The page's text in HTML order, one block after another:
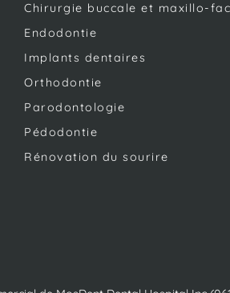
Chirurgie buccale et maxillo-
Endodontie
Implants dentaires
Orthodontie
Parodontologie
Pédodontie
Rénovation du sourire